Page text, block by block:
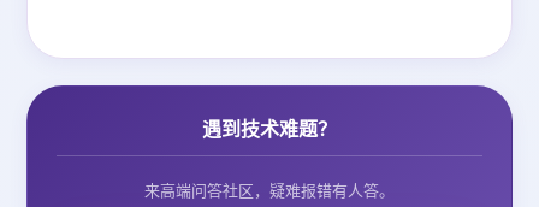
遇到技术难题？
来高端问答社区，疑难报错有人答。